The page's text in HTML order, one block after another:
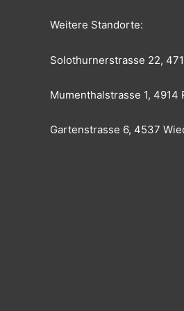
Weitere Standorte:
Solothurnerstrasse 22,
Mumenthalstrasse 1, 4914
Gartenstrasse 6, 4537